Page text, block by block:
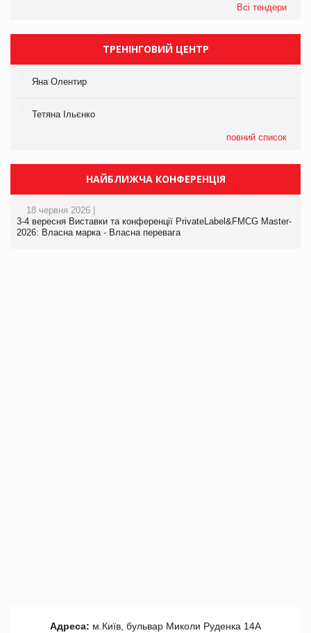
Всі тендери
ТРЕНІНГОВИЙ ЦЕНТР
Яна Олентир
Тетяна Ільєнко
повний список
НАЙБЛИЖЧА КОНФЕРЕНЦІЯ
18 червня 2026 |
3-4 вересня Виставки та конференції PrivateLabel&FMCG Master-
2026: Власна марка - Власна перевага
Адреса: м.Київ, бульвар Миколи Руденка 14А